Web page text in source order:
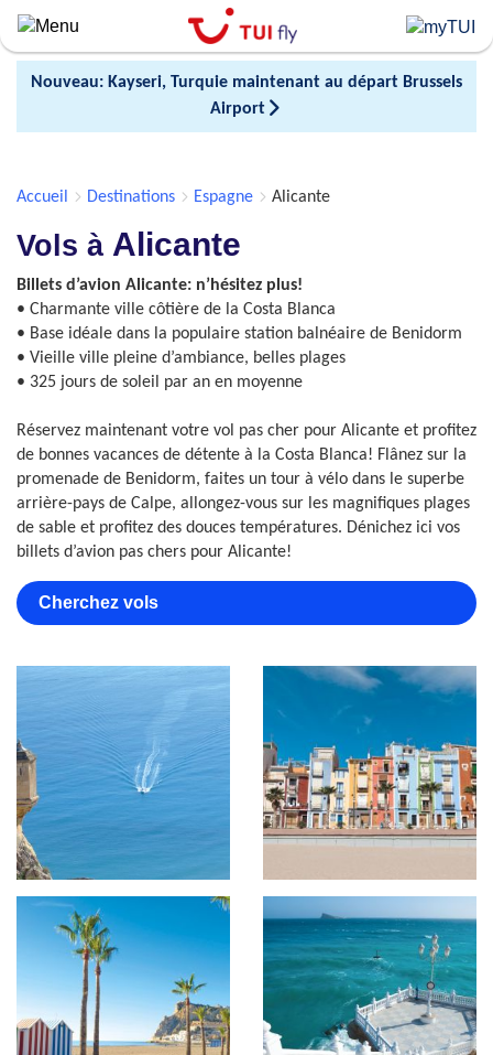
Skip
to
main
contentNouveau: Kayseri, Turquie maintenant au départ Brussels
Airport
Accueil Destinations Espagne Alicante
Vols à Alicante
Billets d’avion Alicante: n’hésitez plus!
• Charmante ville côtière de la Costa Blanca
• Base idéale dans la populaire station balnéaire de Benidorm
• Vieille ville pleine d’ambiance, belles plages
• 325 jours de soleil par an en moyenne
Réservez maintenant votre vol pas cher pour Alicante et profitez
de bonnes vacances de détente à la Costa Blanca! Flânez sur la
promenade de Benidorm, faites un tour à vélo dans le superbe
arrière-pays de Calpe, allongez-vous sur les magnifiques plages
de sable et profitez des douces températures. Dénichez ici vos
billets d’avion pas chers pour Alicante!
Cherchez vols